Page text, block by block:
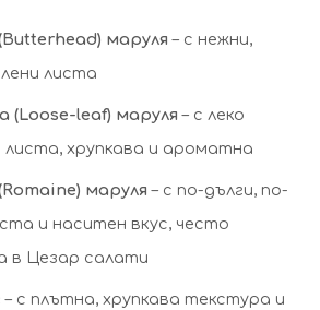
маруля – с нежни,
листа
(Loose-leaf) маруля – с леко
листа, хрупкава и ароматна
маруля – с по-дълги, по-
и наситен вкус, често
в Цезар салати
– с плътна, хрупкава текстура и